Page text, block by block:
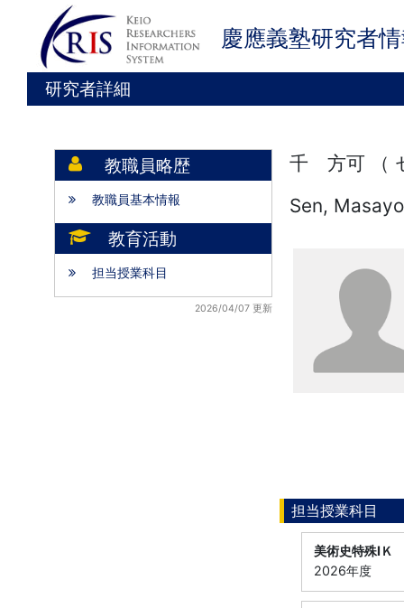
慶應義塾研究者
研究者詳細
教職員略歴
教職員基本情報
教育活動
担当授業科目
2026/04/07 更新
千 方可 （
Sen,
担当授業科目
美術史特殊ⅠＫ
2026年度